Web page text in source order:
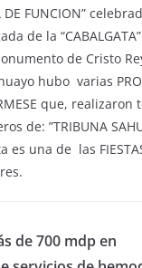
FUNCION”
de la
de Cristo
hubo varias
que, realizaron
de: ”TRIBUNA
es una de las
de 700 mdp en